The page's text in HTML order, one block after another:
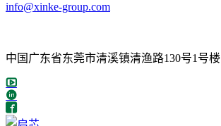
info@xinke-group.com
中国广东省东莞市清溪镇清渔路130号1号楼